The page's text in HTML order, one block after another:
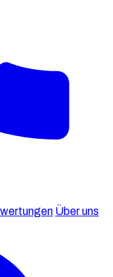
Über uns